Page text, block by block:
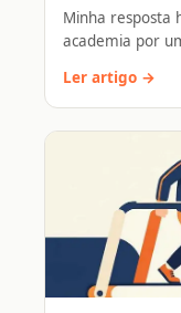
Minha resposta
academia por
Ler artigo →